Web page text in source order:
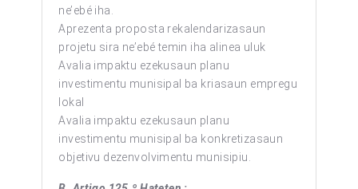
ne’ebé iha.
Aprezenta proposta rekalendarizasaun
projetu sira ne’ebé temin iha alinea uluk
Avalia impaktu ezekusaun planu
investimentu munisipal ba kriasaun empregu
lokal
Avalia impaktu ezekusaun planu
investimentu munisipal ba konkretizasaun
objetivu dezenvolvimentu munisipiu.